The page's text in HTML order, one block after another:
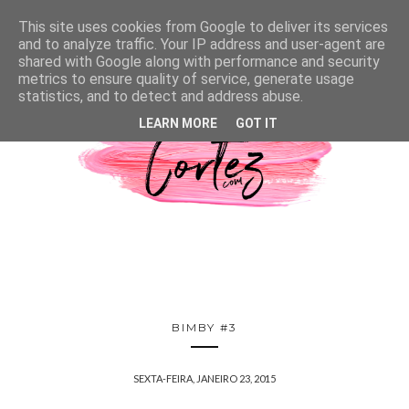
BIMBY #3
SEXTA-FEIRA, JANEIRO 23, 2015
This site uses cookies from Google to deliver its services
and to analyze traffic. Your IP address and user-agent are
shared with Google along with performance and security
metrics to ensure quality of service, generate usage
statistics, and to detect and address abuse.
LEARN MORE GOT IT